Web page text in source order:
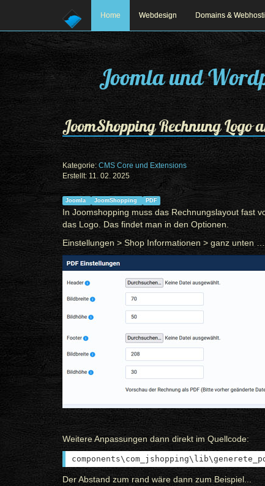
Home Webdesign Domains &
Joomla und
JoomShopping Rechnung Logo
Kategorie: CMS Core und Extensions
Erstellt: 11. 02. 2025
Joomla JoomShopping PDF
In Joomshopping muss das Rechnungslayout fast
das Logo. Das findet man in den Optionen.
Einstellungen > Shop Informationen > ganz unten …
Weitere Anpassungen dann direkt im Quellcode:
Der Abstand zum rand wäre dann zum Beispiel...
Prev Next